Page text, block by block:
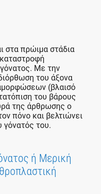
στα πρώιμα στάδια
Με την
του άξονα
(βλαισό
του βάρους
της άρθρωσης ο
πόνο και βελτιώνει
γόνατός του.
ή Μερική